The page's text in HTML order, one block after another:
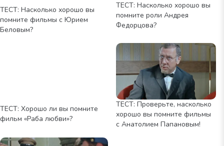
ТЕСТ: Насколько хорошо вы
помните фильмы с Юрием
Беловым?
ТЕСТ: Насколько хорошо вы
помните роли Андрея
Федорцова?
ТЕСТ: Хорошо ли вы помните
фильм «Раба любви»?
ТЕСТ: Проверьте, насколько
хорошо вы помните фильмы
с Анатолием Папановым!